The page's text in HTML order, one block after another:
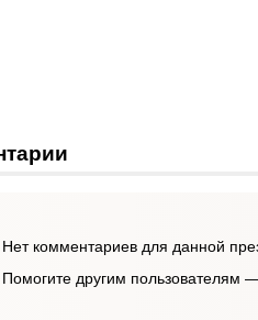
Нет комментариев для данной
Помогите другим пользователям